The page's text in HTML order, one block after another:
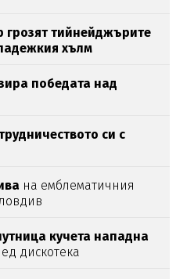
грозят тийнейджърите
хълм
победата над
си с
на емблематичния
кучета нападна
дискотека